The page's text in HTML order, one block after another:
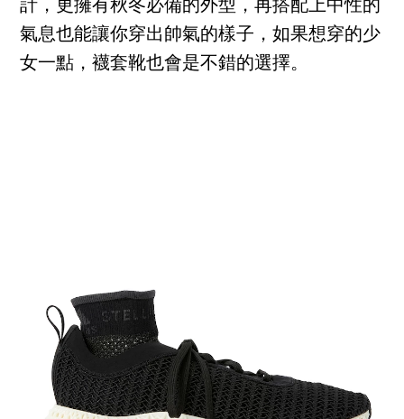
計，更擁有秋冬必備的外型，再搭配上中性的
氣息也能讓你穿出帥氣的樣子，如果想穿的少
女一點，襪套靴也會是不錯的選擇。